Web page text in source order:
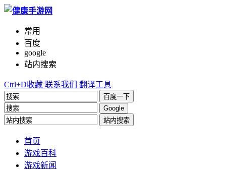
常用
百度
google
站内搜索
Ctrl+D收藏 联系我们 翻译工具
百度一下
Google
站内搜索
首页
游戏百科
游戏新闻